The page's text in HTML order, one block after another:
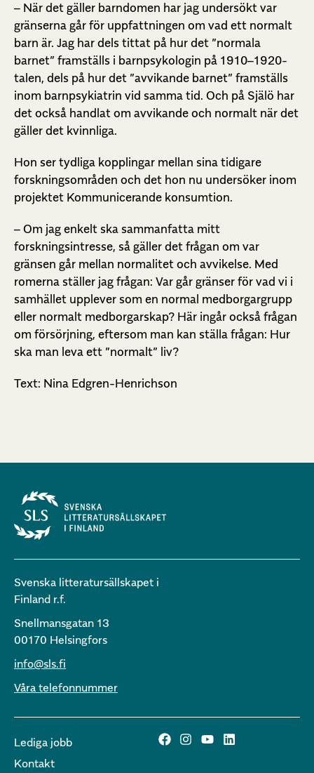
– När det gäller barndomen har jag undersökt var
gränserna går för uppfattningen om vad ett normalt
barn är. Jag har dels tittat på hur det ”normala
barnet” framställs i barnpsykologin på 1910–1920-
talen, dels på hur det ”avvikande barnet” framställs
inom barnpsykiatrin vid samma tid. Och på Själö har
det också handlat om avvikande och normalt när det
gäller det kvinnliga.
Hon ser tydliga kopplingar mellan sina tidigare
forskningsområden och det hon nu undersöker inom
projektet Kommunicerande konsumtion.
– Om jag enkelt ska sammanfatta mitt
forskningsintresse, så gäller det frågan om var
gränsen går mellan normalitet och avvikelse. Med
romerna ställer jag frågan: Var går gränser för vad vi i
samhället upplever som en normal medborgargrupp
eller normalt medborgarskap? Här ingår också frågan
om försörjning, eftersom man kan ställa frågan: Hur
ska man leva ett ”normalt” liv?
Text: Nina Edgren-Henrichson
Svenska litteratursällskapet i
Finland r.f.
Snellmansgatan 13
00170 Helsingfors
info@sls.fi
Våra telefonnummer
Lediga jobb
Kontakt